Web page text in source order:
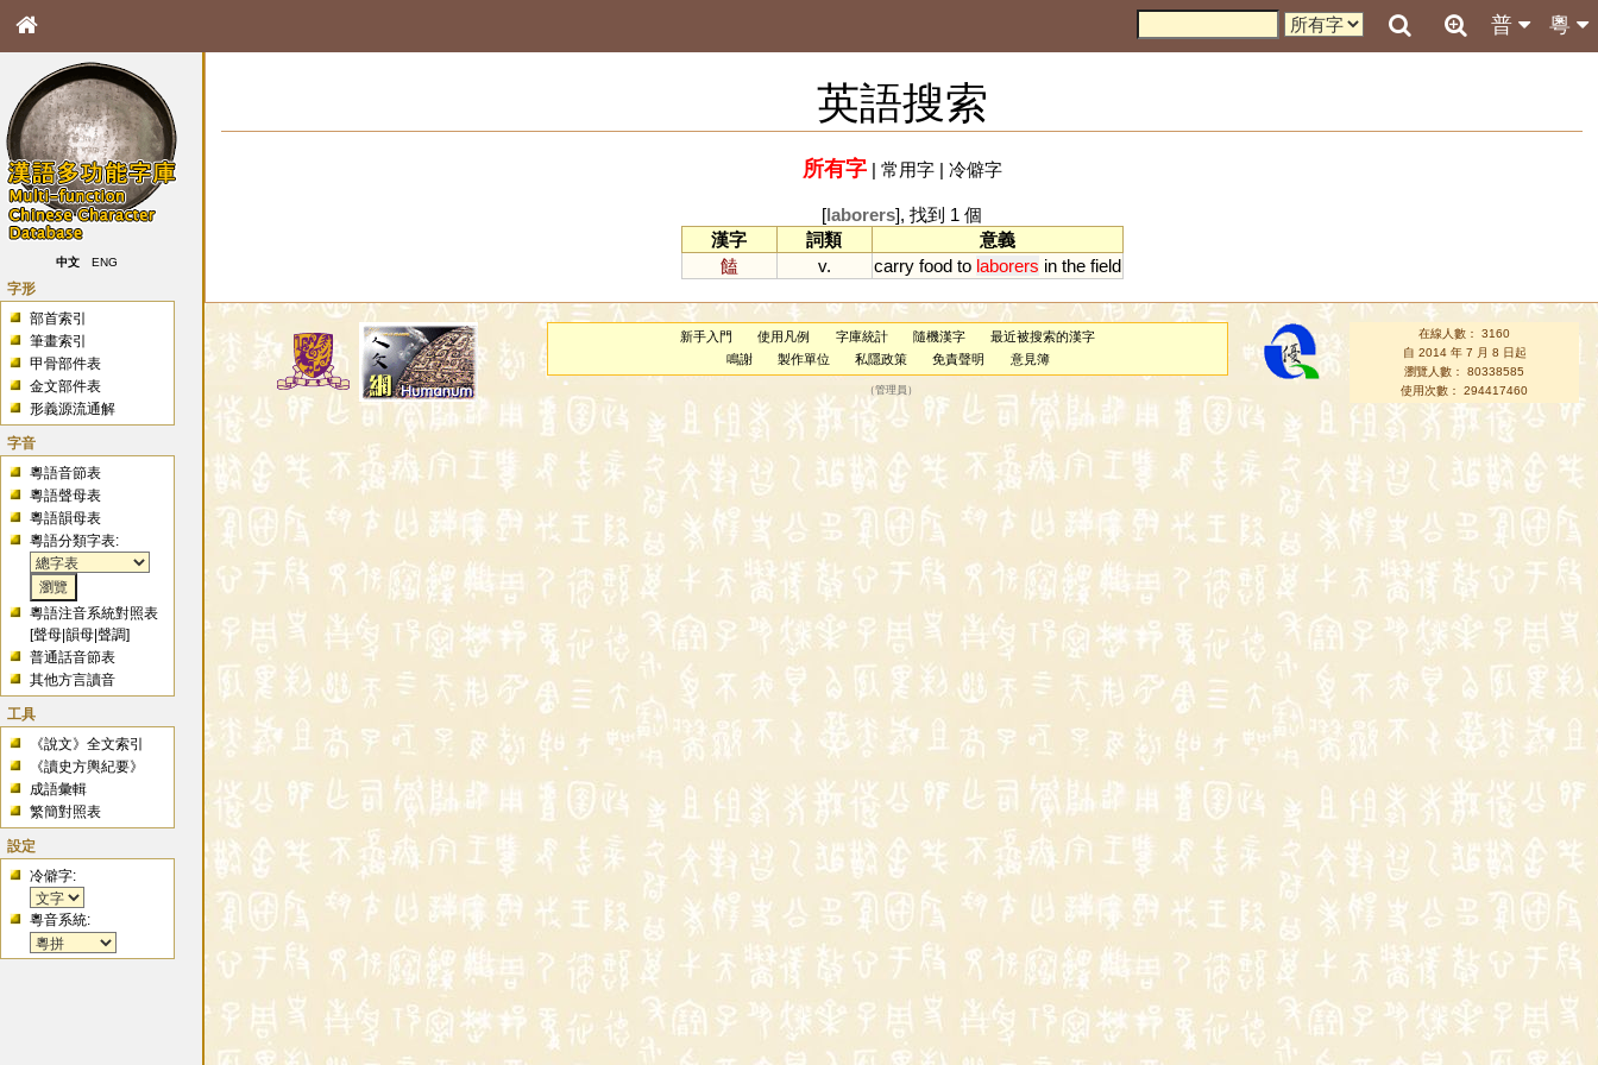
粵
普
中文 ENG
字形
部首索引
筆畫索引
甲骨部件表
金文部件表
形義源流通解
字音
粵語音節表
粵語聲母表
粵語韻母表
粵語分類字表:
粵語注音系統對照表
[聲母 |韻母 |聲調]
普通話音節表
其他方言讀音
工具
《說文》全文索引
《讀史方輿紀要》
成語彙輯
繁簡對照表
設定
冷僻字:
粵音系統:
英語搜索
所有字| 常用字| 冷僻字
[laborers], 找到 1 個
漢字
詞類
意義
饁
v. carry food to laborers in the field
新手入門 使用凡例 字庫統計 隨機漢字
最近被搜索的漢字
鳴謝
製作單位 私隱政策 免責聲明 意見簿
（管理員 ）
在線人數： 3160
自 2014 年 7 月 8 日起
瀏覽人數： 80338585
使用次數： 294417460